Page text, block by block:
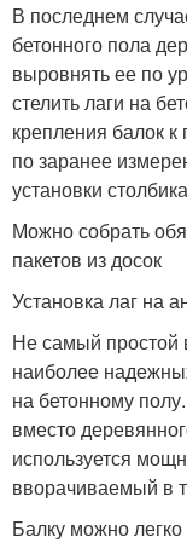
В последнем
бетонного пола
выровнять ее по
стелить лаги на
крепления балок к
по заранее
установки
Можно собрать
пакетов из досок
Установка лаг на
Не самый простой
наиболее
на бетонному
вместо
используется
вворачиваемый в
Балку можно легко